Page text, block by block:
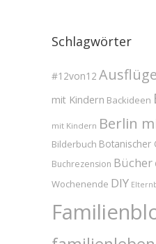
Schlagwörter
#12von12 Ausflüge
mit Kindern Backideen
mit Kindern Berlin
Bilderbuch Botanischer
Buchrezension Bücher
Wochenende DIY